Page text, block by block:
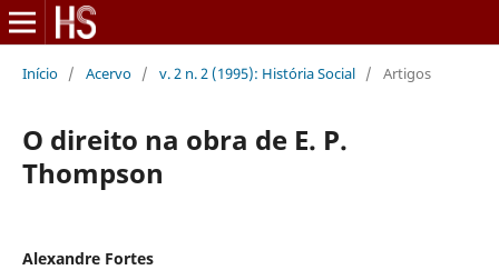
Início / Acervo / v. 2 n. 2 (1995): História Social / Artigos
O direito na obra de E. P.
Thompson
Alexandre Fortes